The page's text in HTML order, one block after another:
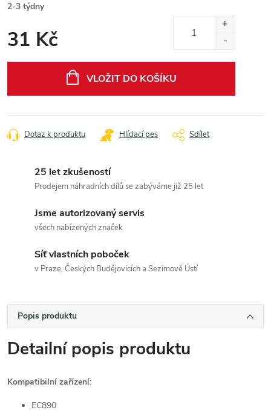
2-3 týdny
31 Kč
VLOŽIT DO KOŠÍKU
Dotaz k produktu Hlídací pes Sdílet
25 let zkušeností
Prodejem náhradních dílů se zabýváme již 25 let
Jsme autorizovaný servis
všech nabízených značek
Síť vlastních poboček
v Praze, Českých Budějovicích a Sezimově Ústí
Popis produktu
Detailní popis produktu
Kompatibilní zařízení:
EC890